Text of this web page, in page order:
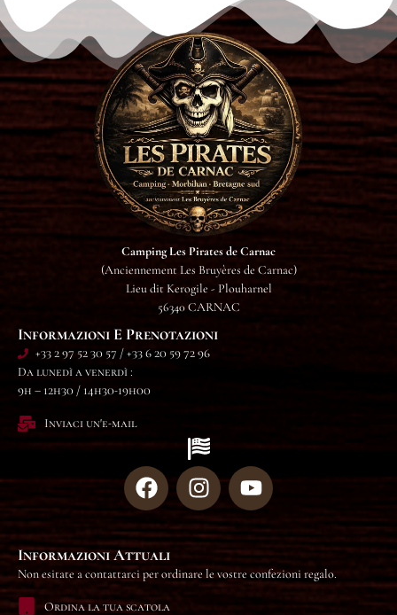
Camping Les Pirates de Carnac
(Anciennement Les Bruyères de Carnac)
Lieu dit Kerogile - Plouharnel
56340 CARNAC
Informazioni E Prenotazioni
+33 2 97 52 30 57 / +33 6 20 59 72 96
Da lunedì a venerdì :
9h – 12h30 / 14h30-19h00
Inviaci un'e-mail
Informazioni Attuali
Non esitate a contattarci per ordinare le vostre confezioni regalo.
Ordina la tua scatola